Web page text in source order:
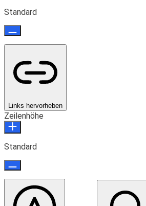
Standard
Links hervorheben
Zeilenhöhe
Standard